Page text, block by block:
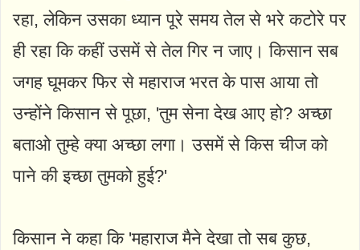
रहा, लेकिन उसका ध्यान पूरे समय तेल से भरे कटोरे पर
ही रहा कि कहीं उसमें से तेल गिर न जाए। किसान सब
जगह घूमकर फिर से महाराज भरत के पास आया तो
उन्होंने किसान से पूछा, 'तुम सेना देख आए हो? अच्छा
बताओ तुम्हे क्या अच्छा लगा। उसमें से किस चीज को
पाने की इच्छा तुमको हुई?'
किसान ने कहा कि 'महाराज मैने देखा तो सब कुछ,